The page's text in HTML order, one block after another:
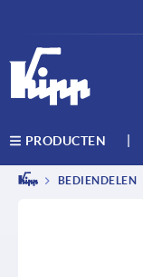
PRODUCTEN
BEDIENDELEN